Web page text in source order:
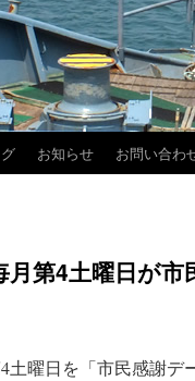
お知らせ お問い合わ
第4土曜日が
曜日を「市民感謝デ